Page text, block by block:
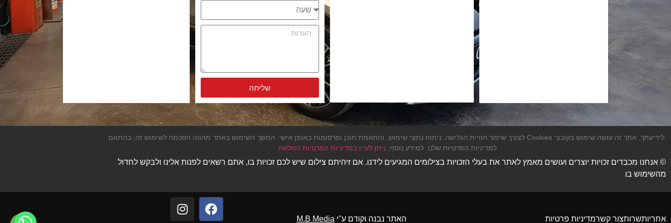
שליחה
Alternative:
לידיעתך, אתר זה עושה שימוש בקובצי Cookies לצורך שיפור חוויית הגלישה, ניתוח נתוני שימוש, והתאמת תוכן ופרסומות באופן אישי. המשך השימוש באתר מהווה הסכמה לשימוש זה, בהתאם
למדיניות הפרטיות שלנו. למידע נוסף,ניתן לעיין במדיניות הפרטיות המלאה.
© אנחנו מכבדים זכויות יוצרים ועושים מאמץ לאתר את בעלי הזכויות בצילומים המגיעים לידנו. אם זיהיתם צילום שיש לכם זכויות בו, אתם רשאים לפנות אלינו ולבקש לחדול
מהשימוש בו
אחריותשרותצור קשרמדיניות פרטיות האתר נבנה וקודם ע''י M.B Media